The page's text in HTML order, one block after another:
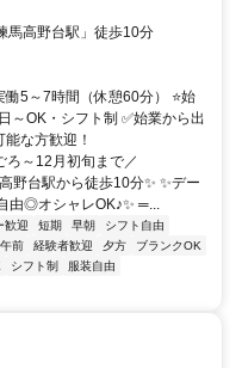
馬高野台駅」徒歩10分
5～7時間（休憩60分） ⭐始
～OK・シフト制 ✅始業から出
な方歓迎！
ろ～12月初旬まで／
駅から徒歩10分✨ ✨デー
由◎オシャレOK♪✨ ═...
歓迎 短期 早朝
シフト自由
午前 経験者歓迎 夕方
ブランクOK
シフト制
服装自由